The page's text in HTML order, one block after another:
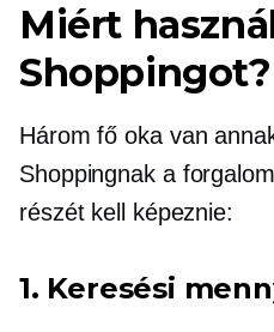
Miért
Shoppingot?
Három fő oka van
Shoppingnak a
részét kell képeznie:
1. Keresési